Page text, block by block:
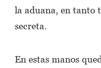
la aduana, en tanto
secreta.
En estas manos